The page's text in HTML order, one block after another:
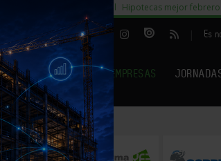
cambiar al alquiler temporal Hipotecas mejor febrero
Es
ARTÍCULOS EMPRESAS